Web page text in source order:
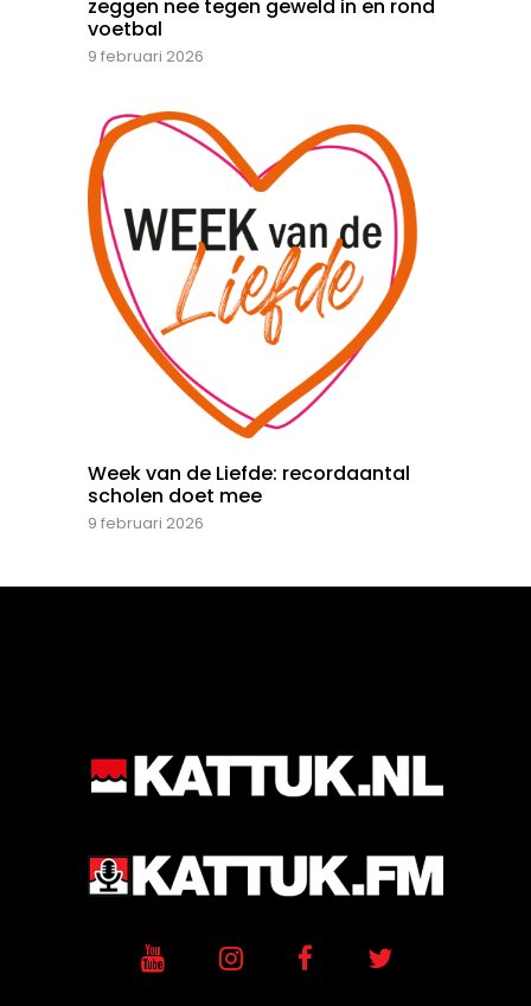
zeggen nee tegen geweld in en rond
voetbal
9 februari 2026
Week van de Liefde: recordaantal
scholen doet mee
9 februari 2026